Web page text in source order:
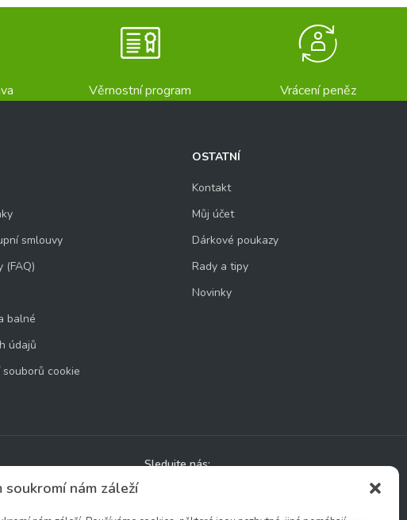
soukromí nám záleží
Věrnostní program Vrácení peněz
smlouvy
(FAQ)
balné
údajů
cookie
OSTATNÍ
Kontakt
Můj účet
Dárkové poukazy
Rady a tipy
Novinky
Sledujte nás: